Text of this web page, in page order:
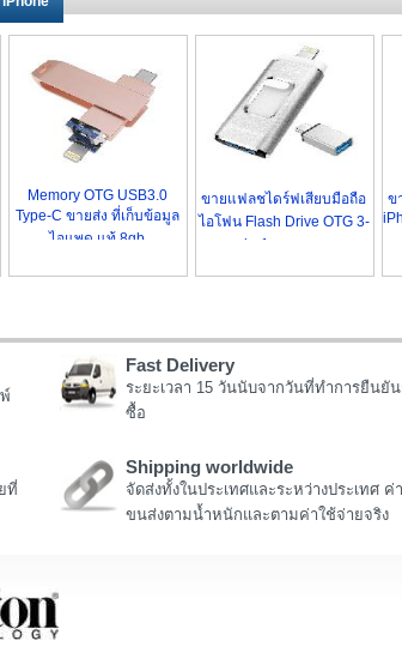
Memory OTG USB3.0
Type-C ขายส่ง ที่เก็บข้อมูล
ไอแพด แท้ 8gb
ขายแฟลชไดร์ฟเสียบมือถือ
ไอโฟน Flash Drive OTG 3-
in-1 ราคาถูก
ข
Fast Delivery
ระยะเวลา 15 วันนับจากวันที่ทำการยืนยัน
ซื้อ
ที่
Shipping worldwide
จัดส่งทั้งในประเทศและระหว่างประเทศ ค่า
ขนส่งตามน้ำหนักและตามค่าใช้จ่ายจริง